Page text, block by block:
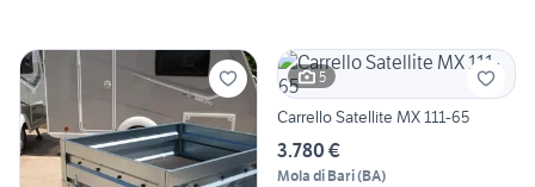
5
Carrello Satellite MX 111-65
3.780 €
Mola di Bari(BA)